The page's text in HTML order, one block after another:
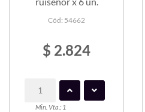
Cód: 54662
$ 2.824
Min. Vta.: 1